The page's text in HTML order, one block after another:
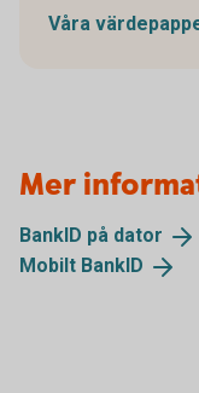
Våra
Mer
BankID på dator
Mobilt BankID